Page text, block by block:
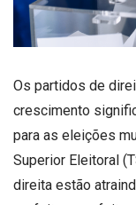
Os partidos de
crescimento
para as eleições
Superior Eleitoral
direita estão